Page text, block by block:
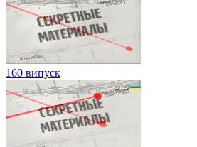
160 випуск